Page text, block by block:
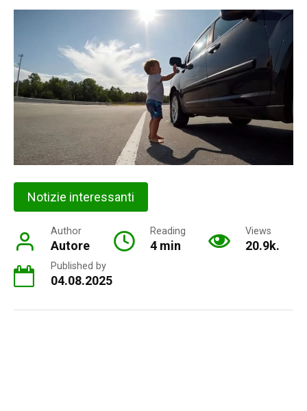
Notizie interessanti
Author
Autore
Reading
4 min
Views
20.9k.
Published by
04.08.2025